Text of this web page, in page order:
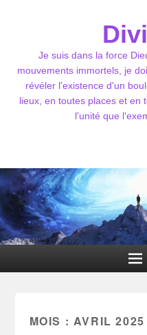
Je suis dans la force
mouvements immortels, je
révéler l'existence d'un
lieux, en toutes places et en
l'unité que
MOIS : AVRIL 2025